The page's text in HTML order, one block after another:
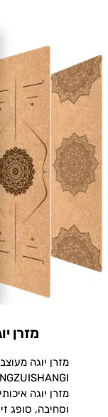
מזרן
מזרן יוגה
מזרן יוגה
וסחיבה, סופג